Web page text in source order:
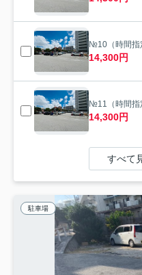
№10（時間指
14,300円
№11（時間指
14,300円
すべて
駐車場